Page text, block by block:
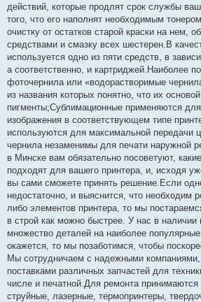
действий, которые продлят срок службы
того, что его наполнят необходимым
очистку от остатков старой краски на нем,
средствами и смазку всех шестерен.В
используется одно из пяти средств, в
а соответственно, и картриджей.Наиболее
фоточернила или «водорастворимые
из названия которых понятно, что их
пигменты;Сублимационные применяются для
изображения в соответствующем типе
используются для максимальной передачи
чернила незаменимы для печати наружной
в Минске вам обязательно посоветуют,
подходят для вашего принтера, и, исходя
вы сами сможете принять решение.Если
недостаточно, и выяснится, что необходим
либо элементов принтера, то мы
в строй как можно быстрее. У нас в наличии
множество деталей на наиболее
окажется, то мы позаботимся, чтобы
Мы сотрудничаем с надежными
поставками различных запчастей для
числе и печатной.Для ремонта принимаются
струйные, лазерные, термопринтеры,